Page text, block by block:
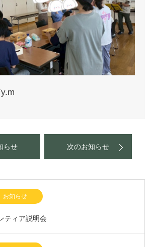
らせ 次のお知らせ
お知らせ
ティア説明会